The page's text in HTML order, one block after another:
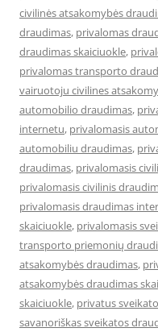
civilinės atsakomybės
draudimas, privalomas
draudimas skaiciuokle,
privalomas transporto
vairuotoju civilines
automobilio draudimas,
internetu, privalomasis
automobiliu draudimas,
draudimas, privalomasis
privalomasis civilinis
privalomasis draudimas
skaiciuokle, privalomasis
transporto priemonių
atsakomybės draudimas,
atsakomybės draudimas
skaiciuokle, privatus
savanoriškas sveikatos